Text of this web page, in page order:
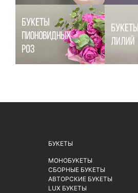
БУКЕТЫ
МОНОБУКЕТЫ
СБОРНЫЕ БУКЕТЫ
АВТОРСКИЕ БУКЕТЫ
LUX БУКЕТЫ